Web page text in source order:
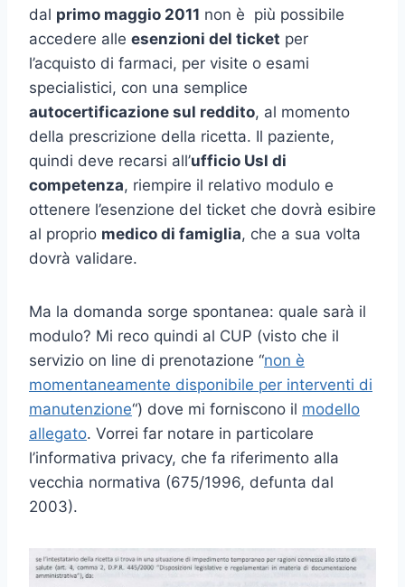
dal primo maggio 2011 non è più possibile
accedere alle esenzioni del ticket per
l’acquisto di farmaci, per visite o esami
specialistici, con una semplice
autocertificazione sul reddito, al momento
della prescrizione della ricetta. Il paziente,
quindi deve recarsi all’ufficio Usl di
competenza, riempire il relativo modulo e
ottenere l’esenzione del ticket che dovrà esibire
al proprio medico di famiglia, che a sua volta
dovrà validare.
Ma la domanda sorge spontanea: quale sarà il
modulo? Mi reco quindi al CUP (visto che il
servizio on line di prenotazione “non è
momentaneamente disponibile per interventi di
manutenzione“) dove mi forniscono il modello
allegato. Vorrei far notare in particolare
l’informativa privacy, che fa riferimento alla
vecchia normativa (675/1996, defunta dal
2003).